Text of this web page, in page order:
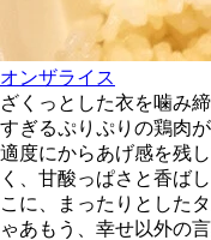
オンザライス
ざくっとした衣を噛み
すぎるぷりぷりの鶏肉
適度にからあげ感を残
く、甘酸っぱさと香ば
こに、まったりとした
ゃあもう、幸せ以外の